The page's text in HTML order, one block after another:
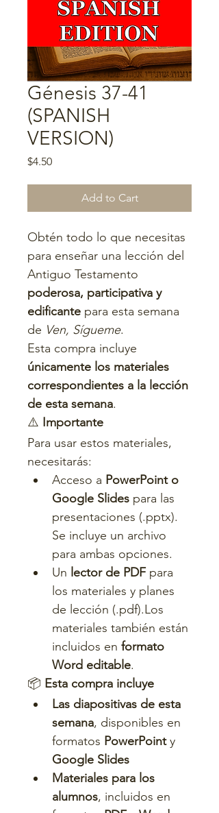
Génesis 37-41
(SPANISH
VERSION)
$4.50Price
Add to Cart
Obtén todo lo que necesitas
para enseñar una lección del
Antiguo Testamento
poderosa, participativa y
edificante para esta semana
de Ven, Sígueme.
Esta compra incluye
únicamente los materiales
correspondientes a la lección
de esta semana.
⚠️ Importante
Para usar estos materiales,
necesitarás:
Acceso a PowerPoint o
Google Slides para las
presentaciones (.pptx).
Se incluye un archivo
para ambas opciones.
Un lector de PDF para
los materiales y planes
de lección (.pdf).Los
materiales también están
incluidos en formato
Word editable.
📦 Esta compra incluye
Las diapositivas de esta
semana, disponibles en
formatos PowerPoint y
Google Slides
Materiales para los
alumnos, incluidos en